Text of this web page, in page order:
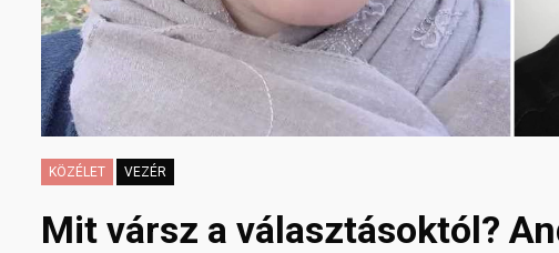
KÖZÉLET VEZÉR
Mit vársz a választásoktól?